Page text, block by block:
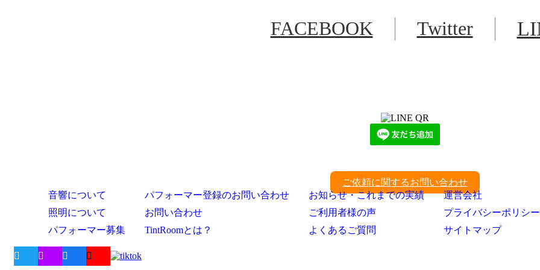
FACEBOOK Twitter
ご依頼に関するお問い合わせ
音響について
照明について
パフォーマー募集
パフォーマー登録のお問い合わせ
お問い合わせ
TintRoomとは？
お知らせ・これまでの実績
ご利用者様の声
よくあるご質問
運営会社
プライバシーポリシー
サイトマップ